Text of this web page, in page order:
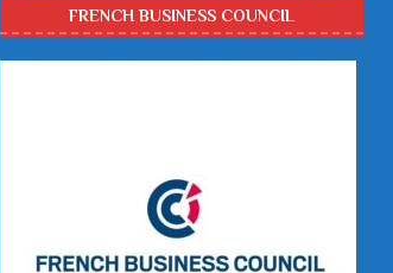
FRENCH BUSINESS COUNCIL